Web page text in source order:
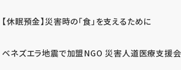
【休眠預金】災害時の「食」を支えるために
ベネズエラ地震で加盟NGO 災害人道医療支援